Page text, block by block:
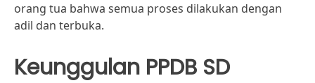
orang tua bahwa semua proses dilakukan dengan
adil dan terbuka.
Keunggulan PPDB SD